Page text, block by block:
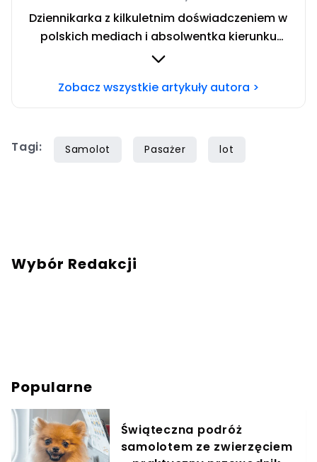
Dziennikarka z kilkuletnim doświadczeniem w
polskich mediach i absolwentka kierunku
Dziennikarstwo i Komunikacja Społeczna w
Miłośniczka włoskich regionów. Uwielbiam
Zobacz wszystkie artykuły autora >
Tagi: Samolot Pasażer lot
Wybór Redakcji
Popularne
Świąteczna podróż
samolotem ze zwierzęciem